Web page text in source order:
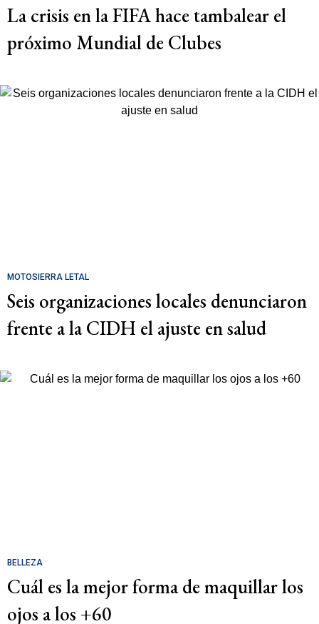
La crisis en la FIFA hace tambalear el
próximo Mundial de Clubes
MOTOSIERRA LETAL
Seis organizaciones locales denunciaron
frente a la CIDH el ajuste en salud
BELLEZA
Cuál es la mejor forma de maquillar los
ojos a los +60